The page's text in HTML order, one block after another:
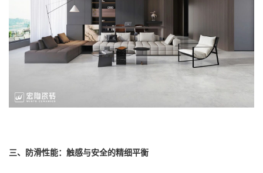
三、防滑性能：触感与安全的精细平衡